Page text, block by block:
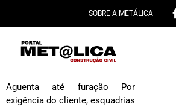
conteúdo
SOBRE A METÁLICA
Esquadrias Bank Boston
Aguenta até furação Por
exigência do cliente, esquadrias